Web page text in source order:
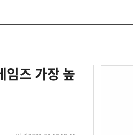
임즈 가장 높